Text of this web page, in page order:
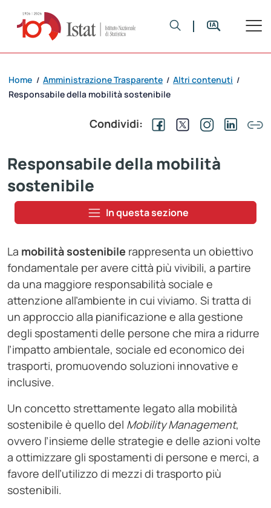
Home / Amministrazione Trasparente / Altri contenuti /
Responsabile della mobilità sostenibile
Condividi:
Responsabile della mobilità
sostenibile
In questa sezione
La mobilità sostenibile rappresenta un obiettivo
fondamentale per avere città più vivibili, a partire
da una maggiore responsabilità sociale e
attenzione all’ambiente in cui viviamo. Si tratta di
un approccio alla pianificazione e alla gestione
degli spostamenti delle persone che mira a ridurre
l’impatto ambientale, sociale ed economico dei
trasporti, promuovendo soluzioni innovative e
inclusive.
Un concetto strettamente legato alla mobilità
sostenibile è quello del Mobility Management,
ovvero l’insieme delle strategie e delle azioni volte
a ottimizzare gli spostamenti di persone e merci, a
favore dell’utilizzo di mezzi di trasporto più
sostenibili.